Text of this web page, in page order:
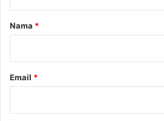
rNama *
Email *